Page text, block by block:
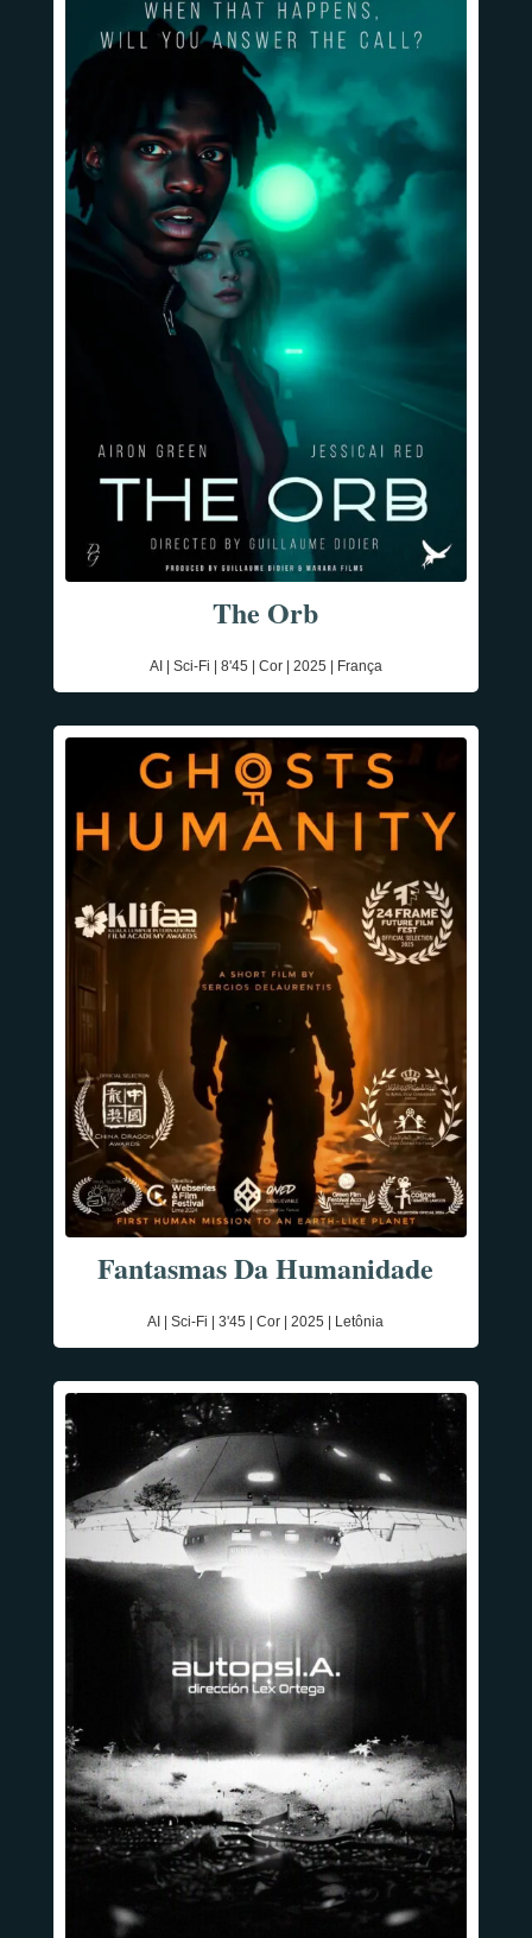
The Orb
AI | Sci-Fi | 8'45 | Cor | 2025 | França
Fantasmas Da Humanidade
AI | Sci-Fi | 3'45 | Cor | 2025 | Letônia